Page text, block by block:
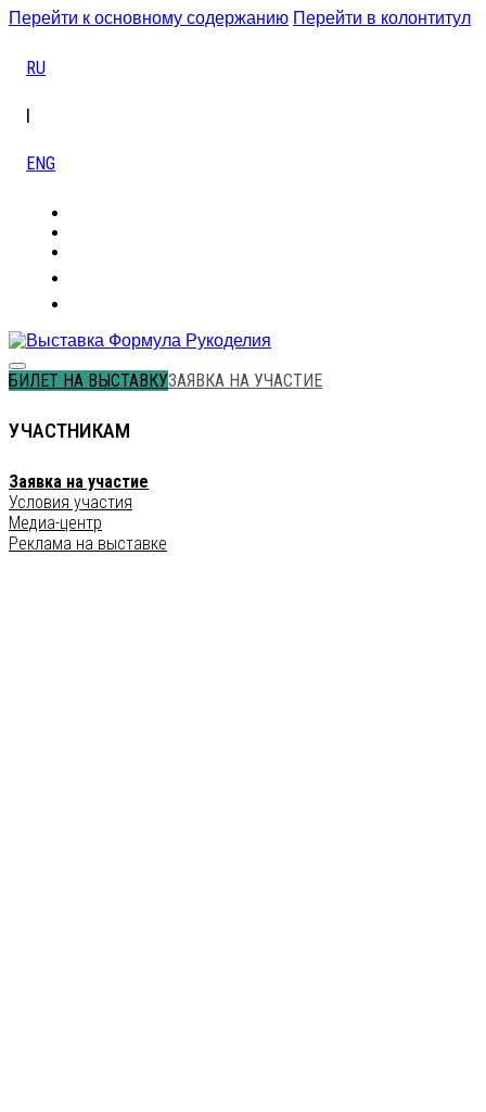
Перейти к основному содержанию Перейти в колонтитул
RU
ENG
БИЛЕТ НА ВЫСТАВКУЗАЯВКА НА УЧАСТИЕ
УЧАСТНИКАМ
Заявка на участие
Условия участия
Медиа-центр
Реклама на выставке